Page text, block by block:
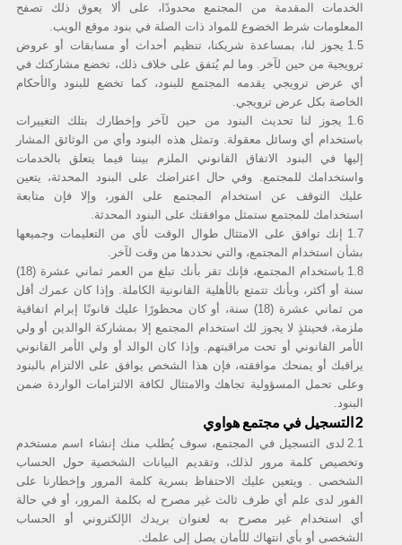
العاب سمات موسيقى تطبيقات
HUAWEI MateBook X Series
HUAWEI MateView Series
HUAWEI MatePad T
HUAWEI MatePad Series
HUAWEI MatePad Pro Series
HUAWEI WATCH GT Series
HUAWEI WATCH FIT Series
HUAWEI Band Series
HUAWEI WATCH Series
HUAWEI FreeBuds Series
HUAWEI FreeBuds 5i
HUAWEI FreeBuds Pro
الخدمات المقدمة من المجتمع محدودًا، على ألا يعوق ذلك تصفح
المعلومات شرط الخضوع للمواد ذات الصلة في بنود موقع الويب.
1.5 يجوز لنا، بمساعدة شريكنا، تنظيم أحداث أو مسابقات أو عروض
ترويجية من حين لآخر. وما لم يُتفق على خلاف ذلك، تخضع مشاركتك في
أي عرض ترويجي يقدمه المجتمع للبنود، كما تخضع للبنود والأحكام
الخاصة بكل عرض ترويجي.
1.6 يجوز لنا تحديث البنود من حين لآخر وإخطارك بتلك التغييرات
باستخدام أي وسائل معقولة. وتمثل هذه البنود وأي من الوثائق المشار
إليها في البنود الاتفاق القانوني الملزم بيننا فيما يتعلق بالخدمات
واستخدامك للمجتمع. وفي حال اعتراضك على البنود المحدثة، يتعين
عليك التوقف عن استخدام المجتمع على الفور، وإلا فإن متابعة
استخدامك للمجتمع ستمثل موافقتك على البنود المحدثة.
1.7
إنك توافق على الامتثال طوال الوقت لأي من التعليمات وجميعها
بشأن استخدام المجتمع، والتي نحددها من وقت لآخر.
1.8
باستخدام المجتمع، فإنك تقر بأنك تبلغ من العمر ثماني عشرة (18)
سنة أو أكثر، وبأنك تتمتع بالأهلية القانونية الكاملة. وإذا كان عمرك أقل
من ثماني عشرة (18) سنة، أو كان محظورًا عليك قانونًا إبرام اتفاقية
ملزمة، فحينئذٍ لا يجوز لك استخدام المجتمع إلا بمشاركة الوالدين أو ولي
الأمر القانوني أو تحت مراقبتهم. وإذا كان الوالد أو ولي الأمر القانوني
يراقبك أو يمنحك موافقته، فإن هذا الشخص يوافق على الالتزام بالبنود
وعلى تحمل المسؤولية تجاهك والامتثال لكافة الالتزامات الواردة ضمن
البنود.
2التسجيل في مجتمع هواوي
2.1 لدى التسجيل في المجتمع، سوف يُطلب منك إنشاء اسم مستخدم
وتخصيص كلمة مرور لذلك، وتقديم البيانات الشخصية حول الحساب
الشخصى . ويتعين عليك الاحتفاظ بسرية كلمة المرور وإخطارنا على
الفور لدى علم أي طرف ثالث غير مصرح له بكلمة المرور، أو في حالة
أي استخدام غير مصرح به لعنوان بريدك الإلكتروني أو الحساب
الشخصى أو بأي انتهاك للأمان يصل إلى علمك.